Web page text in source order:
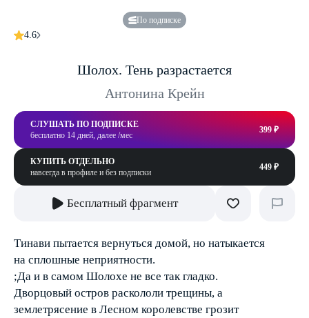
По подписке
4.6
Шолох. Тень разрастается
Антонина Крейн
СЛУШАТЬ ПО ПОДПИСКЕ
бесплатно 14 дней, далее /мес
399 ₽
КУПИТЬ ОТДЕЛЬНО
навсегда в профиле и без подписки
449 ₽
Бесплатный фрагмент
Тинави пытается вернуться домой, но натыкается
на сплошные неприятности.
;Да и в самом Шолохе не все так гладко.
Дворцовый остров раскололи трещины, а
землетрясение в Лесном королевстве грозит